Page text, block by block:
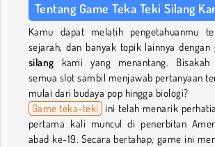
Tentang Game Teka Teki Silang
Kamu dapat melatih pengetahuanmu
sejarah, dan banyak topik lainnya dengan
silang kami yang menantang.
semua slot sambil menjawab pertanyaan
mulai dari budaya pop hingga biologi?
Game teka-teki ini telah menarik
pertama kali muncul di penerbitan
abad ke-19. Secara bertahap, game ini